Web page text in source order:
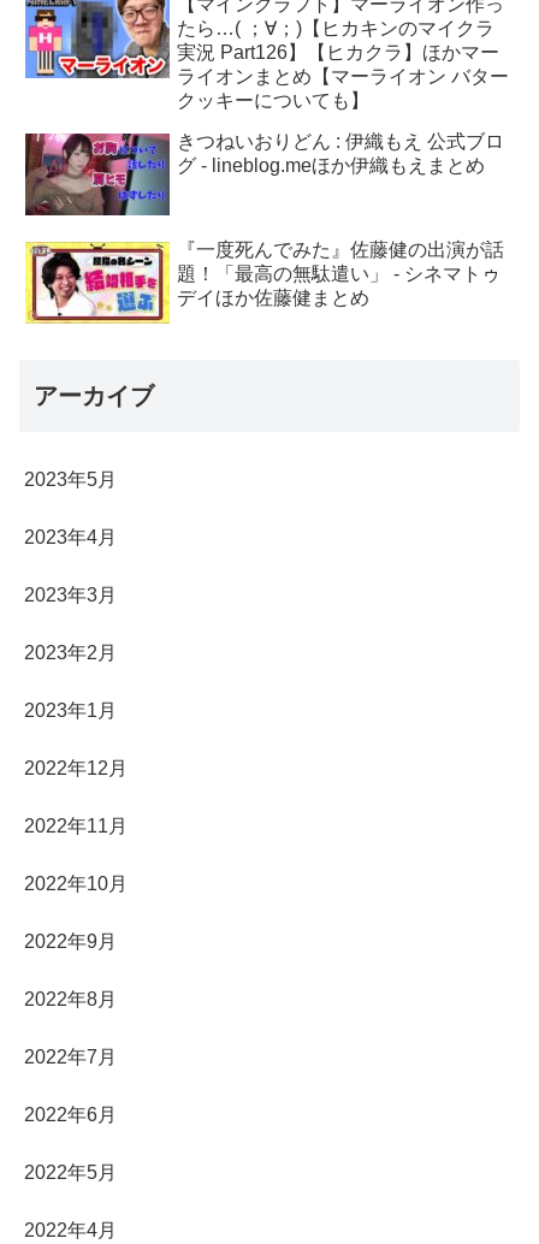
たら…( ；∀；)【ヒカキンのマイクラ
実況 Part126】【ヒカクラ】ほかマー
ライオンまとめ【マーライオン バター
クッキーについても】
きつねいおりどん : 伊織もえ 公式ブロ
グ - lineblog.meほか伊織もえまとめ
『一度死んでみた』佐藤健の出演が話
題！「最高の無駄遣い」 - シネマトゥ
デイほか佐藤健まとめ
アーカイブ
2023年5月
2023年4月
2023年3月
2023年2月
2023年1月
2022年12月
2022年11月
2022年10月
2022年9月
2022年8月
2022年7月
2022年6月
2022年5月
2022年4月